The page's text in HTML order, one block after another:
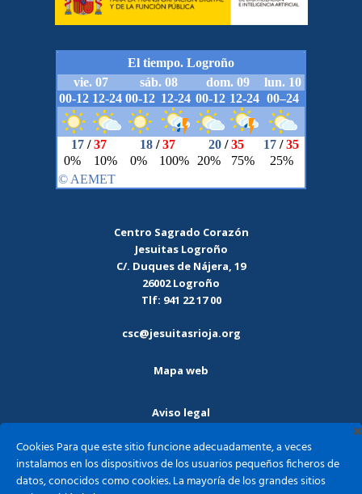
Centro Sagrado Corazón
Jesuitas Logroño
C/. Duques de Nájera, 19
26002 Logroño
Tlf: 941 22 17 00
csc@jesuitasrioja.org
Mapa web
Aviso legal
Política de privacidad
Cookies Para que este sitio funcione adecuadamente, a veces
instalamos en los dispositivos de los usuarios pequeños ficheros de
datos, conocidos como cookies. La mayoría de los grandes sitios